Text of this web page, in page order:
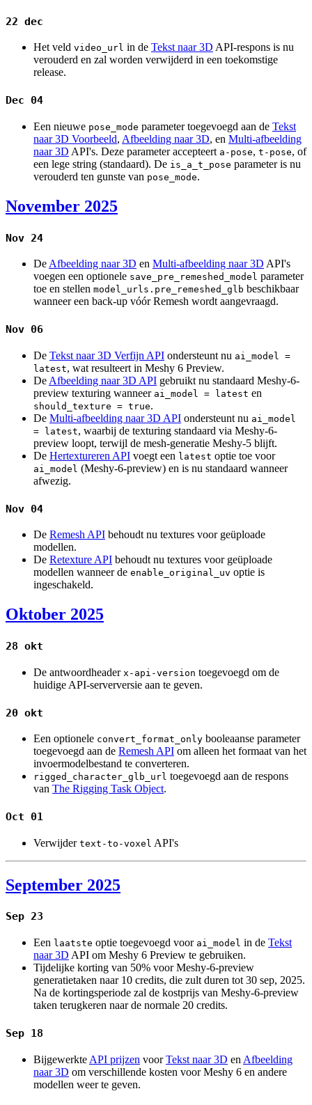
22 dec
Het veld video_url in de Tekst naar 3D API-respons is nu
verouderd en zal worden verwijderd in een toekomstige
release.
Dec 04
Een nieuwe pose_mode parameter toegevoegd aan de Tekst
naar 3D Voorbeeld, Afbeelding naar 3D, en Multi-afbeelding
naar 3D API's. Deze parameter accepteert a-pose, t-pose, of
een lege string (standaard). De is_a_t_pose parameter is nu
verouderd ten gunste van pose_mode.
November 2025
Nov 24
De Afbeelding naar 3D en Multi-afbeelding naar 3D API's
voegen een optionele save_pre_remeshed_model parameter
toe en stellen model_urls.pre_remeshed_glb beschikbaar
wanneer een back-up vóór Remesh wordt aangevraagd.
Nov 06
De Tekst naar 3D Verfijn API ondersteunt nu ai_model =
latest, wat resulteert in Meshy 6 Preview.
De Afbeelding naar 3D API gebruikt nu standaard Meshy-6-
preview texturing wanneer ai_model = latest en
should_texture = true.
De Multi-afbeelding naar 3D API ondersteunt nu ai_model
= latest, waarbij de texturing standaard via Meshy-6-
preview loopt, terwijl de mesh-generatie Meshy-5 blijft.
De Hertextureren API voegt een latest optie toe voor
ai_model (Meshy-6-preview) en is nu standaard wanneer
afwezig.
Nov 04
De Remesh API behoudt nu textures voor geüploade
modellen.
De Retexture API behoudt nu textures voor geüploade
modellen wanneer de enable_original_uv optie is
ingeschakeld.
Oktober 2025
28 okt
De antwoordheader x-api-version toegevoegd om de
huidige API-serverversie aan te geven.
20 okt
Een optionele convert_format_only booleaanse parameter
toegevoegd aan de Remesh API om alleen het formaat van het
invoermodelbestand te converteren.
rigged_character_glb_url toegevoegd aan de respons
van The Rigging Task Object.
Oct 01
Verwijder text-to-voxel API's
September 2025
Sep 23
Een laatste optie toegevoegd voor ai_model in de Tekst
naar 3D API om Meshy 6 Preview te gebruiken.
Tijdelijke korting van 50% voor Meshy-6-preview
generatietaken naar 10 credits, die zult duren tot 30 sep, 2025.
Na de kortingsperiode zal de kostprijs van Meshy-6-preview
taken terugkeren naar de normale 20 credits.
Sep 18
Bijgewerkte API prijzen voorTekst naar 3D en Afbeelding
naar 3D om verschillende kosten voor Meshy 6 en andere
modellen weer te geven.